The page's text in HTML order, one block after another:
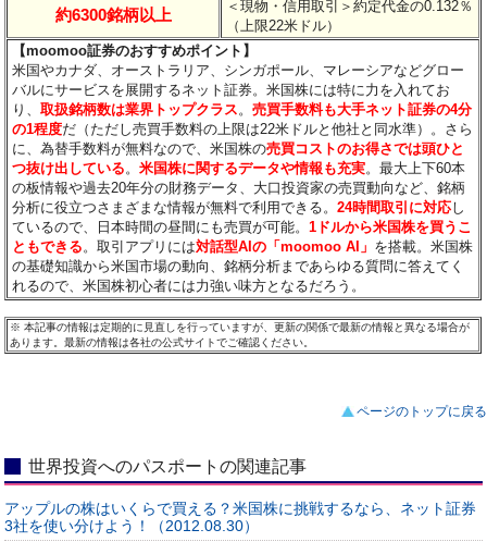
約6300銘柄以上
＜現物・信用取引＞約定代金の0.132％
（上限22米ドル）
【moomoo証券のおすすめポイント】
米国やカナダ、オーストラリア、シンガポール、マレーシアなどグロー
バルにサービスを展開するネット証券。米国株には特に力を入れてお
り、取扱銘柄数は業界トップクラス 。売買手数料も大手ネット証券の4分
の1程度だ（ただし売買手数料の上限は22米ドルと他社と同水準）。さら
に、為替手数料が無料なので、米国株の売買コストのお得さでは頭ひと
つ抜け出している 。米国株に関するデータや情報も充実。最大上下60本
の板情報や過去20年分の財務データ、大口投資家の売買動向など、銘柄
分析に役立つさまざまな情報が無料で利用できる。24時間取引に対応し
ているので、日本時間の昼間にも売買が可能。1ドルから米国株を買うこ
ともできる 。取引アプリには対話型AIの「moomoo AI」 を搭載。米国株
の基礎知識から米国市場の動向、銘柄分析まであらゆる質問に答えてく
れるので、米国株初心者には力強い味方となるだろう。
※本記事の情報は定期的に見直しを行っていますが、更新の関係で最新の情報と異なる場合が
あります。最新の情報は各社の公式サイトでご確認ください。
ページのトップに戻る
世界投資へのパスポートの関連記事
アップルの株はいくらで買える？米国株に挑戦するなら、ネット証券
3社を使い分けよう！（2012.08.30）